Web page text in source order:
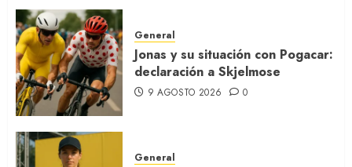
General
Jonas y su situación con Pogacar:
declaración a Skjelmose
9 AGOSTO 2026 0
General